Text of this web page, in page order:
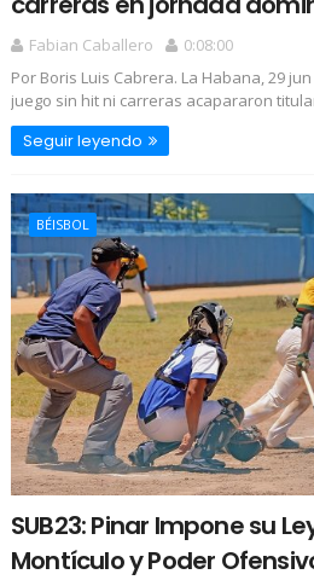
Fabian Caballero
0:08:00
Por Boris Luis Cabrera. La Habana, 29
juego sin hit ni carreras acapararon
Seguir leyendo
BÉISBOL
SUB23: Pinar Impone su
Montículo y Poder